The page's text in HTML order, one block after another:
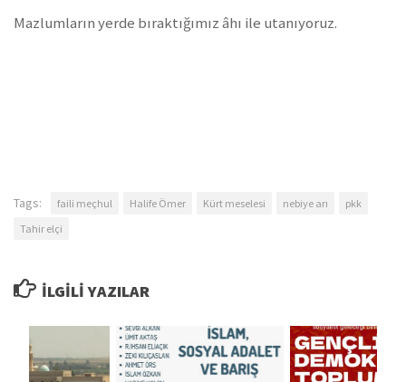
Mazlumların yerde bıraktığımız âhı ile utanıyoruz.
Tags: faili meçhul Halife Ömer Kürt meselesi nebiye arı
pkk
Tahir elçi
İLGILI YAZILAR